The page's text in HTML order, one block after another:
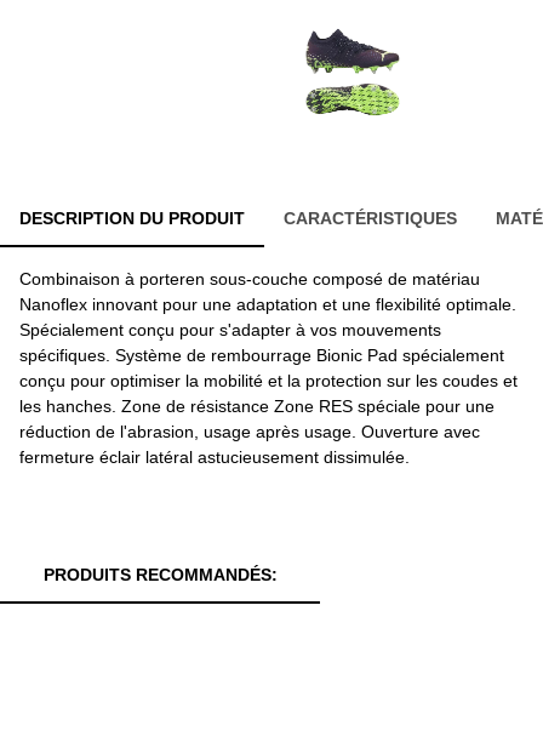
DESCRIPTION DU PRODUIT CARACTÉRISTIQUES
Combinaison à porteren sous-couche composé de matériau
Nanoflex innovant pour une adaptation et une flexibilité optimale.
Spécialement conçu pour s'adapter à vos mouvements
spécifiques. Système de rembourrage Bionic Pad spécialement
conçu pour optimiser la mobilité et la protection sur les coudes et
les hanches. Zone de résistance Zone RES spéciale pour une
réduction de l'abrasion, usage après usage. Ouverture avec
fermeture éclair latéral astucieusement dissimulée.
PRODUITS RECOMMANDÉS: